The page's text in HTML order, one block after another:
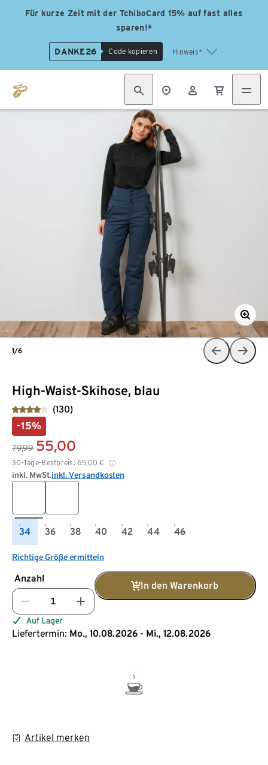
Für kurze Zeit mit der TchiboCard 15% auf fast alles
sparen!*
DANKE26 Code kopieren Hinweis*
High-Waist-Skihose, blau
(130)
-15%
79,99 55,00
30-Tage-Bestpreis: 65,00 €
inkl. MwSt.inkl. Versandkosten
34 36 38 40 42 44 46
Richtige Größe ermitteln
Anzahl
In den Warenkorb
Auf Lager
Liefertermin: Mo., 10.08.2026 - Mi., 12.08.2026
Artikel merken
1/6